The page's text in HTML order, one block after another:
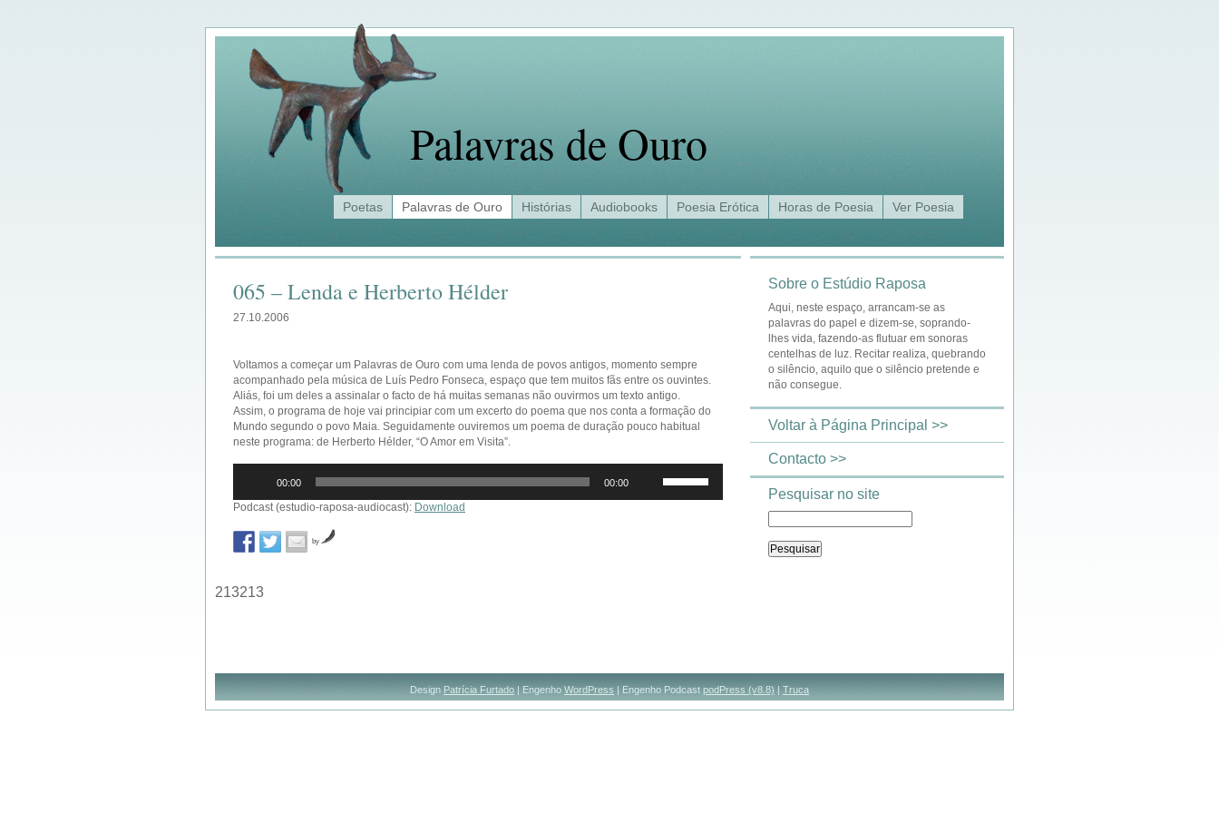
Palavras de Ouro
Poetas Palavras de Ouro Histórias Audiobooks Poesia Erótica Horas de Poesia Ver Poesia
065 – Lenda e Herberto Hélder
27.10.2006
Voltamos a começar um Palavras de Ouro com uma lenda de povos antigos, momento sempre
acompanhado pela música de Luís Pedro Fonseca, espaço que tem muitos fãs entre os ouvintes.
Aliás, foi um deles a assinalar o facto de há muitas semanas não ouvirmos um texto antigo.
Assim, o programa de hoje vai principiar com um excerto do poema que nos conta a formação do
Mundo segundo o povo Maia. Seguidamente ouviremos um poema de duração pouco habitual
neste programa: de Herberto Hélder, “O Amor em Visita”.
áudio
00:00 00:00
as
setas
Podcast (estudio-raposa-audiocast): Download
by
213213
Sobre o Estúdio Raposa
Aqui, neste espaço, arrancam-se as
palavras do papel e dizem-se, soprando-
lhes vida, fazendo-as flutuar em sonoras
centelhas de luz. Recitar realiza, quebrando
o silêncio, aquilo que o silêncio pretende e
não consegue.
Voltar à Página Principal >>
Contacto >>
Pesquisar no site
Design Patrícia Furtado | Engenho WordPress | Engenho Podcast podPress (v8.8) | Truca